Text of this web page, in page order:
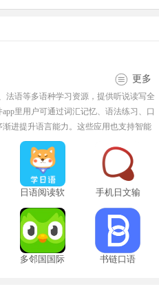
更多
法语等多语种学习资源，提供听说读写全
里用户可通过词汇记忆、语法练习、口
进提升语言能力。这些应用也支持智能
学习更高效且个性化。
日语阅读软
手机日文输
多邻国国际
书链口语